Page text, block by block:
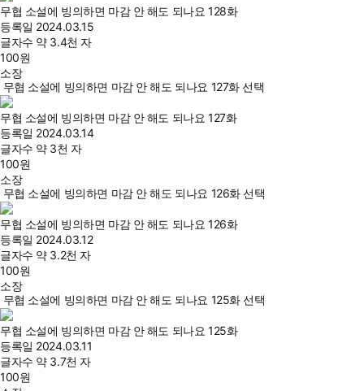
무협 소설에 빙의하면 마감 안 해도 되나요 128화
등록일 2024.03.15
글자수 약 3.4천 자
100원
소장
무협 소설에 빙의하면 마감 안 해도 되나요 127화 선택
무협 소설에 빙의하면 마감 안 해도 되나요 127화
등록일 2024.03.14
글자수 약 3천 자
100원
소장
무협 소설에 빙의하면 마감 안 해도 되나요 126화 선택
무협 소설에 빙의하면 마감 안 해도 되나요 126화
등록일 2024.03.12
글자수 약 3.2천 자
100원
소장
무협 소설에 빙의하면 마감 안 해도 되나요 125화 선택
무협 소설에 빙의하면 마감 안 해도 되나요 125화
등록일 2024.03.11
글자수 약 3.7천 자
100원